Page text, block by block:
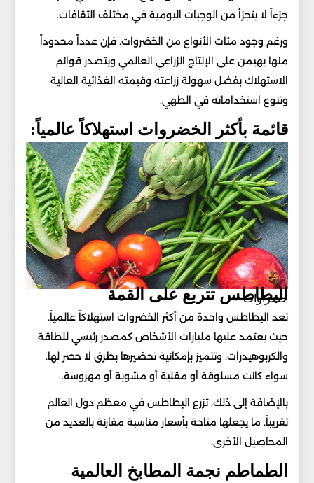
جزءاً لا يتجزأ من الوجبات اليومية في مختلف الثقافات.
ورغم وجود مئات الأنواع من الخضروات. فإن عدداً محدوداً
منها يهيمن على الإنتاج الزراعي العالمي ويتصدر قوائم
الاستهلاك بفضل سهولة زراعته وقيمته الغذائية العالية
وتنوع استخداماته في الطهي.
قائمة بأكثر الخضروات استهلاكاً عالمياً:
خضراوات
البطاطس تتربع على القمة
تعد البطاطس واحدة من أكثر الخضروات استهلاكاً عالمياً.
حيث يعتمد عليها مليارات الأشخاص كمصدر رئيسي للطاقة
والكربوهيدرات. وتتميز بإمكانية تحضيرها بطرق لا حصر لها.
سواء كانت مسلوقة أو مقلية أو مشوية أو مهروسة.
بالإضافة إلى ذلك، تزرع البطاطس في معظم دول العالم
تقريباً. ما يجعلها متاحة بأسعار مناسبة مقارنة بالعديد من
المحاصيل الأخرى.
الطماطم نجمة المطابخ العالمية